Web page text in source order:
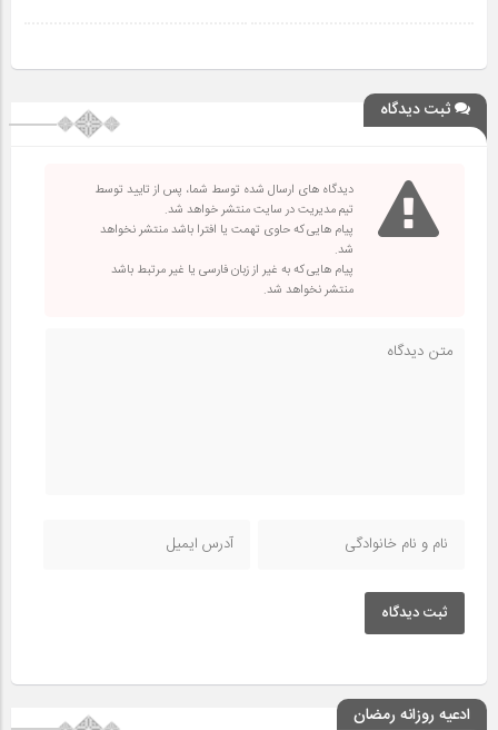
ثبت دیدگاه
دیدگاه های ارسال شده توسط شما، پس از تایید توسط
تیم مدیریت در سایت منتشر خواهد شد.
پیام هایی که حاوی تهمت یا افترا باشد منتشر نخواهد
شد.
پیام هایی که به غیر از زبان فارسی یا غیر مرتبط باشد
منتشر نخواهد شد.
ثبت دیدگاه
ادعیه روزانه رمضان